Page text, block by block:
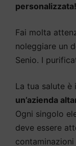
personalizzata!
Fai molta
noleggiare un
Senio. I
La tua salute è
un’azienda
Ogni singolo
deve essere